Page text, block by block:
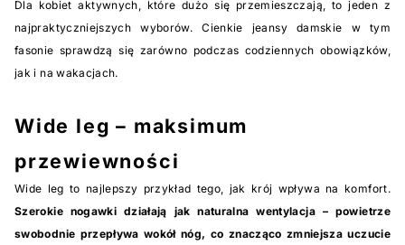
Dla kobiet aktywnych, które dużo się przemieszczają, to jeden z
najpraktyczniejszych wyborów. Cienkie jeansy damskie w tym
fasonie sprawdzą się zarówno podczas codziennych obowiązków,
jak i na wakacjach.
Wide leg – maksimum
przewiewności
Wide leg to najlepszy przykład tego, jak krój wpływa na komfort.
Szerokie nogawki działają jak naturalna wentylacja – powietrze
swobodnie przepływa wokół nóg, co znacząco zmniejsza uczucie